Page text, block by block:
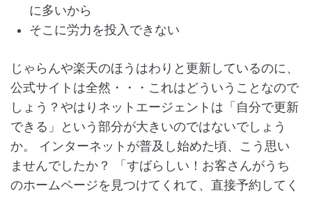
に多いから
そこに労力を投入できない
じゃらんや楽天のほうはわりと更新しているのに、
公式サイトは全然・・・これはどういうことなので
しょう？やはりネットエージェントは「自分で更新
できる」という部分が大きいのではないでしょう
か。 インターネットが普及し始めた頃、こう思い
ませんでしたか？ 「すばらしい！お客さんがうち
のホームページを見つけてくれて、直接予約してく